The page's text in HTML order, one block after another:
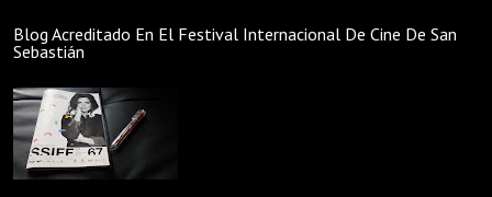
Blog Acreditado En El Festival Internacional De Cine De San
Sebastián